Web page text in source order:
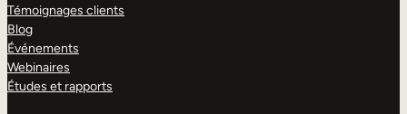
Témoignages clients
Blog
Événements
Webinaires
Études et rapports